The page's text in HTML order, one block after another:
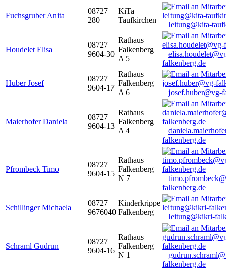
Fuchsgruber Anita
08727
280
KiTa
Taufkirchen
leitung@kita-
Houdelet Elisa
08727
9604-30
Rathaus
Falkenberg
A 5
falkenberg.de
Huber Josef
08727
9604-17
Rathaus
Falkenberg
A 6
josef.huber@vg-
Maierhofer Daniela
08727
9604-13
Rathaus
Falkenberg
A 4
falkenberg.de
Pfrombeck Timo
08727
9604-15
Rathaus
Falkenberg
N 7
falkenberg.de
Schillinger Michaela
08727
9676040
Kinderkrippe
Falkenberg
leitung@kikri-
Schraml Gudrun
08727
9604-16
Rathaus
Falkenberg
N 1
falkenberg.de